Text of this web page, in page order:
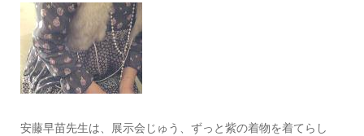
安藤早苗先生は、展示会じゅう、ずっと紫の着物を着てらし